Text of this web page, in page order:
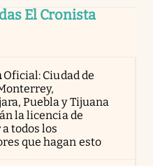
El Cronista
Oficial: Ciudad de
Puebla y Tijuana
la licencia de
todos los
que hagan esto